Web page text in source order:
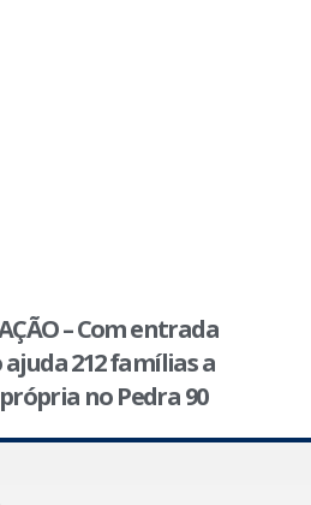
– Com entrada
212 famílias a
no Pedra 90